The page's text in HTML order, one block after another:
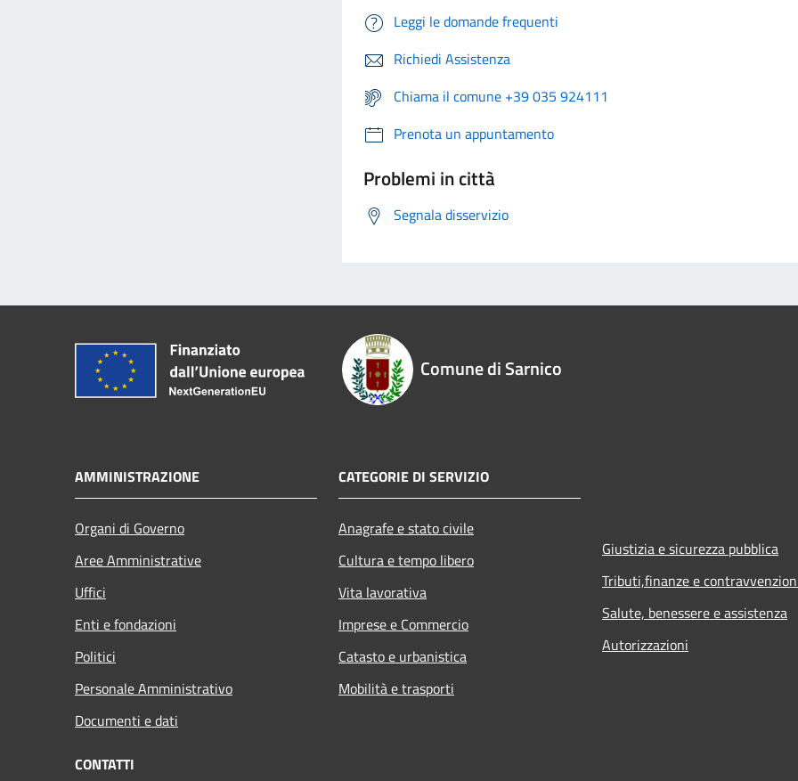
Leggi le domande frequenti
Richiedi Assistenza
Chiama il comune +39 035 924111
Prenota un appuntamento
Problemi in città
Segnala disservizio
Comune di Sarnico
AMMINISTRAZIONE
Organi di Governo
Aree Amministrative
Uffici
Enti e fondazioni
Politici
Personale Amministrativo
Documenti e dati
CATEGORIE DI SERVIZIO
Anagrafe e stato civile
Cultura e tempo libero
Vita lavorativa
Imprese e Commercio
Catasto e urbanistica
Mobilità e trasporti
Giustizia e sicurezza pubblica
Tributi,finanze e
Salute, benessere e assistenza
Autorizzazioni
CONTATTI